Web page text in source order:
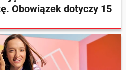
Obowiązek dotyczy 15